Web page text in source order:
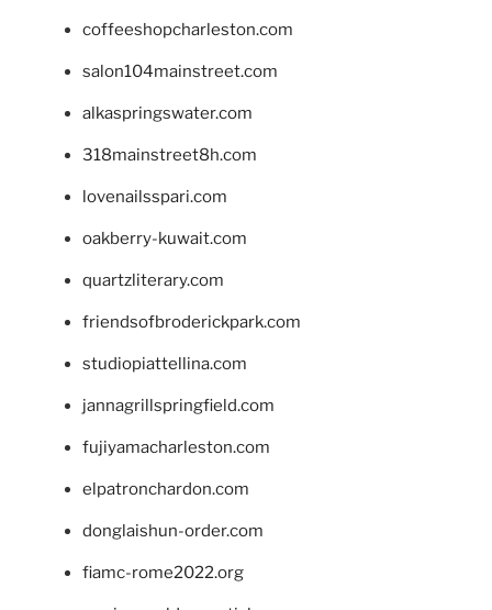
coffeeshopcharleston.com
salon104mainstreet.com
alkaspringswater.com
318mainstreet8h.com
lovenailsspari.com
oakberry-kuwait.com
quartzliterary.com
friendsofbroderickpark.com
studiopiattellina.com
jannagrillspringfield.com
fujiyamacharleston.com
elpatronchardon.com
donglaishun-order.com
fiamc-rome2022.org